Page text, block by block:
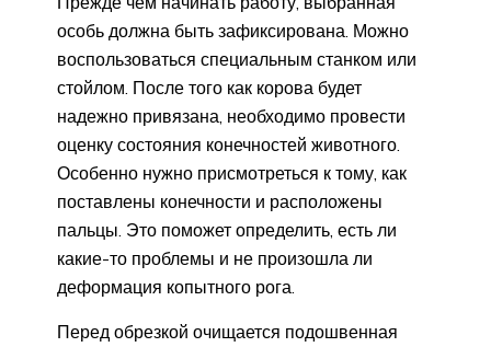
особь должна быть зафиксирована. Можно
воспользоваться специальным станком или
стойлом. После того как корова будет
надежно привязана, необходимо провести
оценку состояния конечностей животного.
Особенно нужно присмотреться к тому, как
поставлены конечности и расположены
пальцы. Это поможет определить, есть ли
какие-то проблемы и не произошла ли
деформация копытного рога.
Перед обрезкой очищается подошвенная